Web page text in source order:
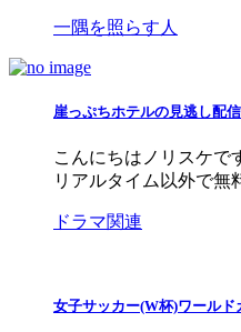
一隅を照らす人
崖っぷちホテルの見逃し配
こんにちはノリスケで
リアルタイム以外で無
ドラマ関連
女子サッカー(W杯)ワール